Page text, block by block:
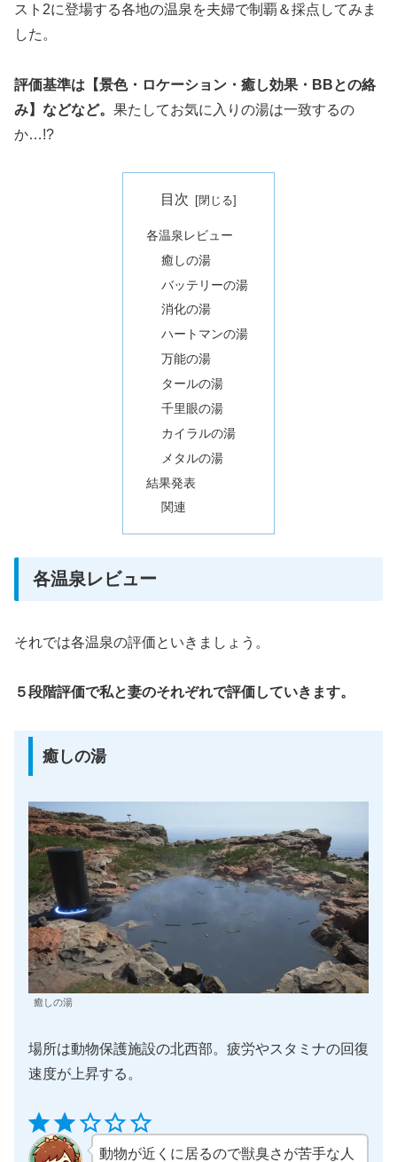
スト2に登場する各地の温泉を夫婦で制覇＆採点してみま
した。
評価基準は【景色・ロケーション・癒し効果・BBとの絡
み】などなど。 果たしてお気に入りの湯は一致するの
か…!?
目次
各温泉レビュー
癒しの湯
バッテリーの湯
消化の湯
ハートマンの湯
万能の湯
タールの湯
千里眼の湯
カイラルの湯
メタルの湯
結果発表
関連
各温泉レビュー
それでは各温泉の評価といきましょう。
５段階評価で私と妻のそれぞれで評価していきます。
癒しの湯
癒しの湯
場所は動物保護施設の北西部。疲労やスタミナの回復
速度が上昇する。
動物が近くに居るので獣臭さが苦手な人